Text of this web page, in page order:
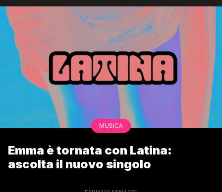
MUSICA
Emma è tornata con Latina:
ascolta il nuovo singolo